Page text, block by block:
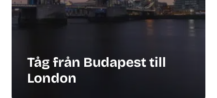
Tåg från Budapest till
London